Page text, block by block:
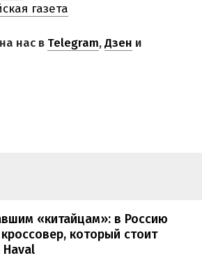
газета
нас в Telegram,Дзен и
«китайцам»: в Россию
который стоит